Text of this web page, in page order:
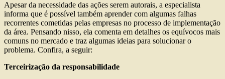
Apesar da necessidade das ações serem autorais, a especialista
informa que é possível também aprender com algumas falhas
recorrentes cometidas pelas empresas no processo de implementação
da área. Pensando nisso, ela comenta em detalhes os equívocos mais
comuns no mercado e traz algumas ideias para solucionar o
problema. Confira, a seguir:
Terceirização da responsabilidade